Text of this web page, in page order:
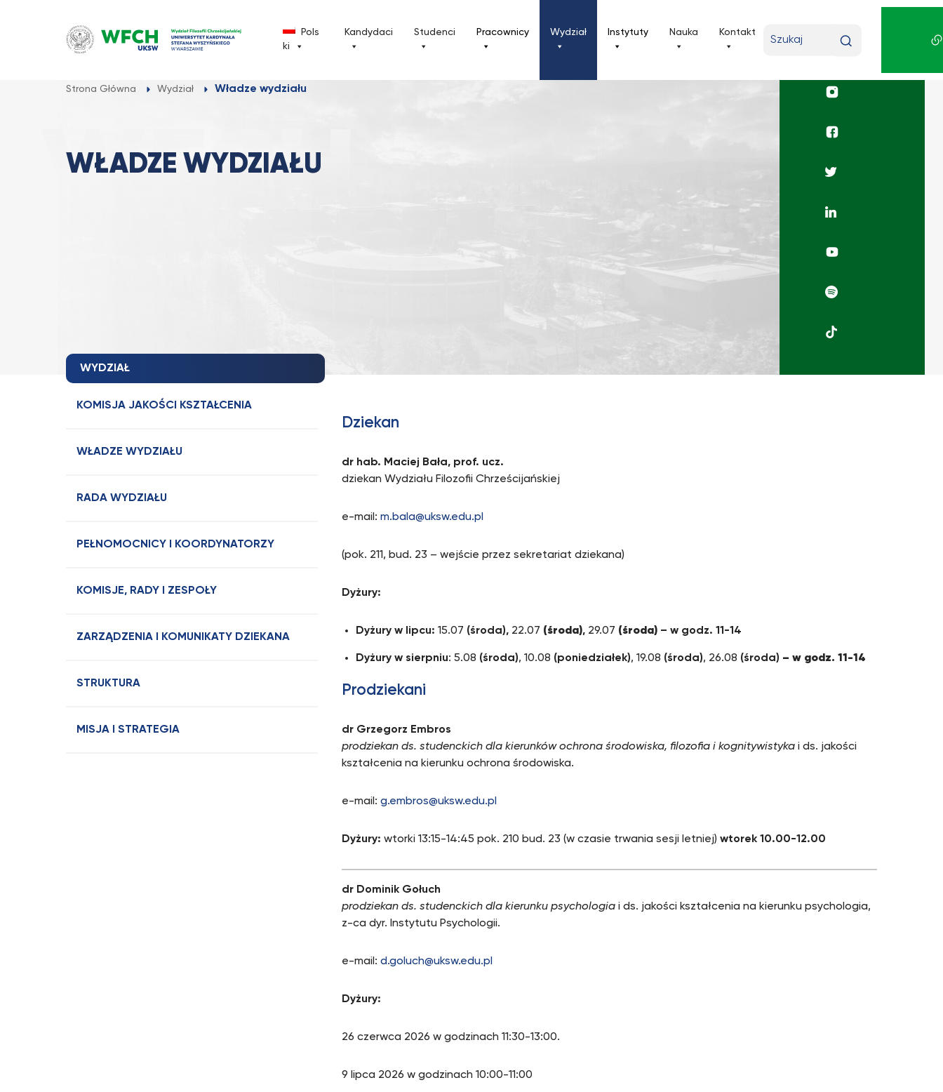
Pols
ki
Kandydaci Studenci Pracownicy Wydział Instytuty Nauka Kontakt
wyszukiwaną
Strona Główna Wydział Władze wydziału
WŁADZE WYDZIAŁU
Profil
Profil
Profil
Profil
Linkedin
Rafio
Radio
UKSW
WYDZIAŁ
KOMISJA JAKOŚCI KSZTAŁCENIA
WŁADZE WYDZIAŁU
RADA WYDZIAŁU
PEŁNOMOCNICY I KOORDYNATORZY
KOMISJE, RADY I ZESPOŁY
ZARZĄDZENIA I KOMUNIKATY DZIEKANA
STRUKTURA
MISJA I STRATEGIA
Dziekan
dr hab. Maciej Bała, prof. ucz.
dziekan Wydziału Filozofii Chrześcijańskiej
e-mail:m.bala@uksw.edu.pl
(pok. 211, bud. 23 – wejście przez sekretariat dziekana)
Dyżury:
Dyżury w lipcu:15.07 (środa), 22.07 (środa), 29.07 (środa) – w godz. 11-14
Dyżury w sierpniu: 5.08 (środa), 10.08 (poniedziałek), 19.08 (środa), 26.08 (środa) – w godz. 11-14
Prodziekani
dr Grzegorz Embros
prodziekan ds. studenckich dla kierunków ochrona środowiska, filozofia i kognitywistyka i ds. jakości
kształcenia na kierunku ochrona środowiska.
e-mail:g.embros@uksw.edu.pl
Dyżury: wtorki 13:15-14:45 pok. 210 bud. 23 (w czasie trwania sesji letniej)wtorek 10.00-12.00
dr Dominik Gołuch
prodziekan ds. studenckich dla kierunku psychologia i ds. jakości kształcenia na kierunku psychologia,
z-ca dyr. Instytutu Psychologii.
e-mail:d.goluch@uksw.edu.pl
Dyżury:
26 czerwca 2026 w godzinach 11:30-13:00.
9 lipca 2026 w godzinach 10:00-11:00